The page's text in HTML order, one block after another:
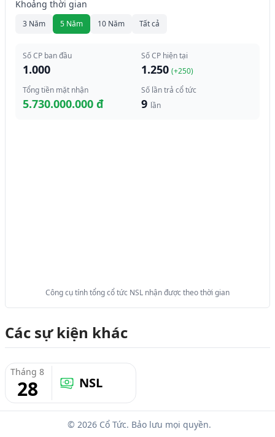
Khoảng thời gian
3 Năm 5 Năm 10 Năm Tất cả
Số CP ban đầu
1.000
Số CP hiện tại
1.250 (+250)
Tổng tiền mặt nhận
5.730.000.000 đ
Số lần trả cổ tức
9 lần
Công cụ tính tổng cổ tức NSL nhận được theo thời gian
Các sự kiện khác
Tháng 8
28 NSL
© 2026 Cổ Tức. Bảo lưu mọi quyền.